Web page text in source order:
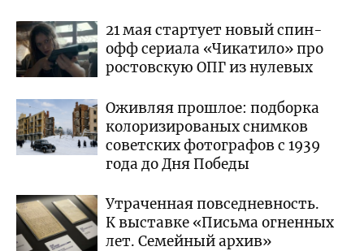
21 мая стартует новый спин-
офф сериала «Чикатило» про
ростовскую ОПГ из нулевых
Оживляя прошлое: подборка
колоризированых снимков
советских фотографов с 1939
года до Дня Победы
Утраченная повседневность.
К выставке «Письма огненных
лет. Семейный архив»